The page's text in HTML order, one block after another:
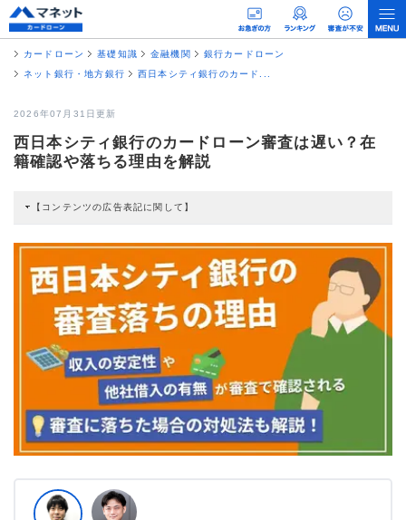
カードローン 基礎知識 金融機関
銀行カードローン
ネット銀行・地方銀行
西日本シティ銀行のカード...
2026年07月31日更新
西日本シティ銀行のカードローン審査は遅い？在
籍確認や落ちる理由を解説
【コンテンツの広告表記に関して】
すると弊社に対して企業から紹介報酬が支払われるという収益モデルです。 た
だし、特定の商品を根拠なくPRするものではなく、当編集部の調査／ユーザー
への口コミ収集などに基づき、公平性を担保した情報提供を行っています。
>提携企業一覧